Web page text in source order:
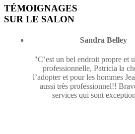
TÉMOIGNAGES
SUR LE SALON
Sandra Belley
"C’est un bel endroit propre et
professionnelle, Patricia la
l’adopter et pour les hommes
aussi très professionnel!!
services qui sont